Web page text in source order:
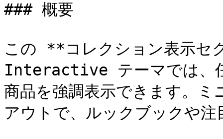
### 概要
この **コレクション表示
Interactive テーマでは、
商品を強調表示できます。
アウトで、ルックブックや